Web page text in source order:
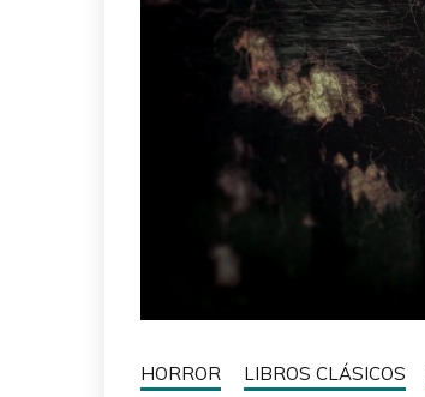
HORROR LIBROS CLÁSICOS